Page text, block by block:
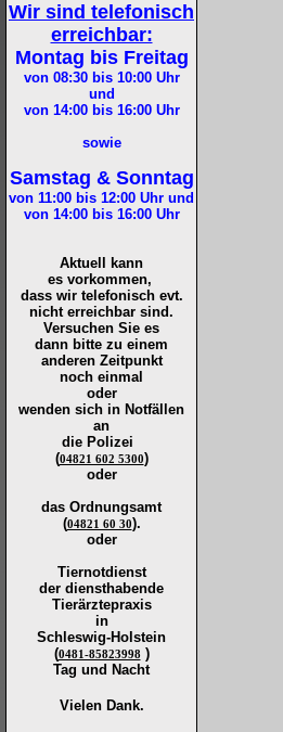
Wir sind telefonisch
erreichbar:
Montag bis Freitag
von 08:30 bis 10:00Uhr
und
von 14:00 bis 16:00Uhr
sowie
Samstag & Sonntag
von 11:00 bis 12:00 Uhr und
von 14:00 bis 16:00Uhr
Aktuell kann
es vorkommen,
dass wir telefonisch evt.
nicht erreichbar sind.
Versuchen Sie es
dann bitte zu einem
anderen Zeitpunkt
noch einmal
oder
wenden sich in Notfällen
an
die Polizei
(04821 602 5300)
oder
das Ordnungsamt
(04821 60 30).
oder
Tiernotdienst
der diensthabende
Tierärztepraxis
in
Schleswig-Holstein
(0481-85823998 )
Tag und Nacht
Vielen Dank.